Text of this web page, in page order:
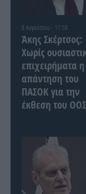
8 Αυγούστου - 17:58
Άκης Σκέρτσος:
Χωρίς
επιχειρήματα η
απάντηση του
ΠΑΣΟΚ για την
έκθεση του